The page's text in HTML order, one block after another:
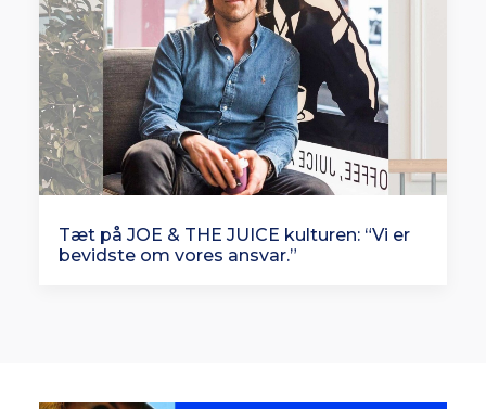
Tæt på JOE & THE JUICE kulturen: “Vi er
bevidste om vores ansvar.”